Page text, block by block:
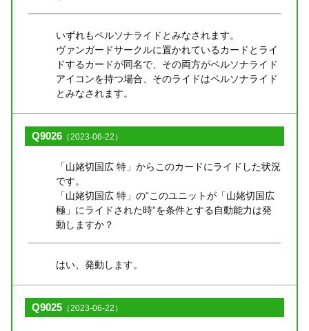
いずれもペルソナライドとみなされます。
ヴァンガードサークルに置かれているカードとライ
ドするカードが同名で、その両方がペルソナライド
アイコンを持つ場合、そのライドはペルソナライド
とみなされます。
Q9026 （2023-06-22）
「山姥切国広 特」からこのカードにライドした状況
です。
「山姥切国広 特」の“このユニットが「山姥切国広
極」にライドされた時”を条件とする自動能力は発
動しますか？
はい、発動します。
Q9025 （2023-06-22）